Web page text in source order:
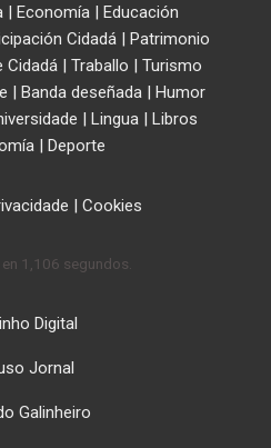
| Economía | Educación
Cidadá| Patrimonio
Cidadá | Traballo | Turismo
| Banda deseñada | Humor
| Lingua| Libros
| Deporte
| Cookies
1,106 segundos.